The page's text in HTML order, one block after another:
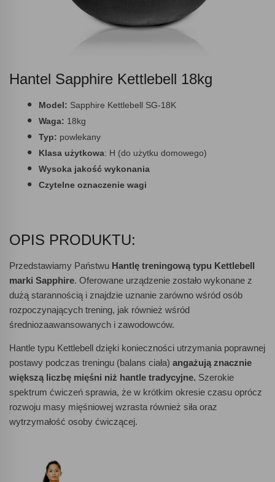
Hantel Sapphire Kettlebell 18kg
Model: Sapphire Kettlebell SG-18K
Waga: 18kg
Typ: powlekany
Klasa użytkowa: H (do użytku domowego)
Wysoka jakość wykonania
Czytelne oznaczenie wagi
OPIS PRODUKTU:
Przedstawiamy Państwu Hantlę treningową typu Kettlebell
marki Sapphire. Oferowane urządzenie zostało wykonane z
dużą starannością i znajdzie uznanie zarówno wśród osób
rozpoczynających trening, jak również wśród
średniozaawansowanych i zawodowców.
Hantle typu Kettlebell dzięki konieczności utrzymania poprawnej
postawy podczas treningu (balans ciała) angażują znacznie
większą liczbę mięśni niż hantle tradycyjne. Szerokie
spektrum ćwiczeń sprawia, że w krótkim okresie czasu oprócz
rozwoju masy mięśniowej wzrasta również siła oraz
wytrzymałość osoby ćwiczącej.